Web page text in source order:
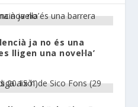
ja no és una
lligen una novel·la’